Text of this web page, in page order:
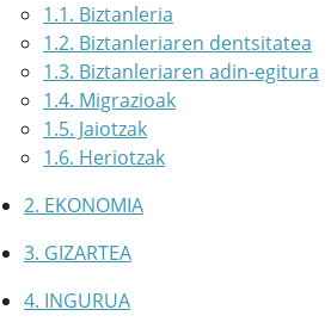
1.1. Biztanleria
1.2. Biztanleriaren dentsitatea
1.3. Biztanleriaren adin-egitura
1.4. Migrazioak
1.5. Jaiotzak
1.6. Heriotzak
2. EKONOMIA
3. GIZARTEA
4. INGURUA